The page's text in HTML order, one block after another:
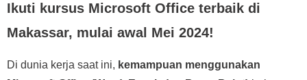
Ikuti kursus Microsoft Office terbaik di
Makassar, mulai awal Mei 2024!
Di dunia kerja saat ini, kemampuan menggunakan